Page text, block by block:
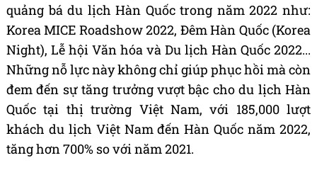
quảng bá du lịch Hàn Quốc trong năm 2022 như:
Korea MICE Roadshow 2022, Đêm Hàn Quốc (Korea
Night), Lễ hội Văn hóa và Du lịch Hàn Quốc 2022...
Những nỗ lực này không chỉ giúp phục hồi mà còn
đem đến sự tăng trưởng vượt bậc cho du lịch Hàn
Quốc tại thị trường Việt Nam, với 185,000 lượt
khách du lịch Việt Nam đến Hàn Quốc năm 2022,
tăng hơn 700% so với năm 2021.